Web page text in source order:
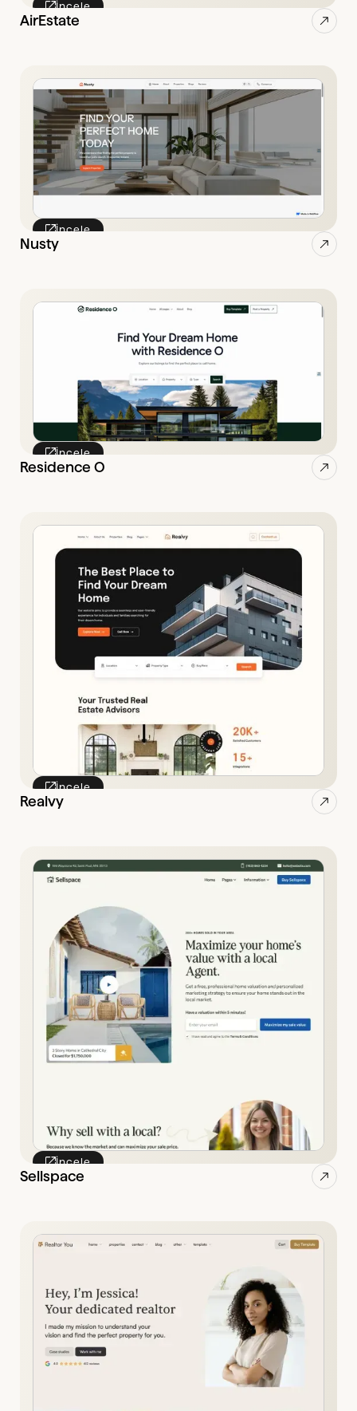
İncele
AirEstate
İncele
Nusty
İncele
Residence O
İncele
Realvy
İncele
Sellspace